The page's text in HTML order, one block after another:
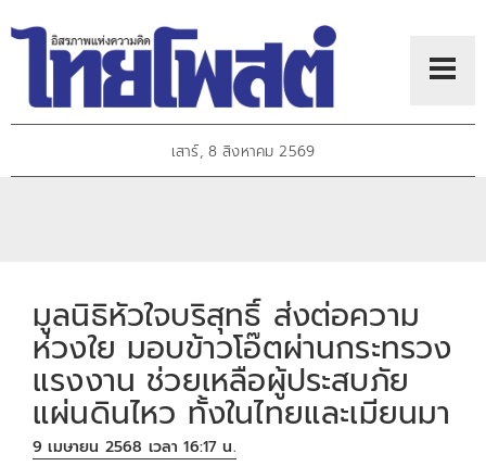
เสาร์, 8 สิงหาคม 2569
มูลนิธิหัวใจบริสุทธิ์ ส่งต่อความ
ห่วงใย มอบข้าวโอ๊ตผ่านกระทรวง
แรงงาน ช่วยเหลือผู้ประสบภัย
แผ่นดินไหว ทั้งในไทยและเมียนมา
9 เมษายน 2568 เวลา 16:17 น.